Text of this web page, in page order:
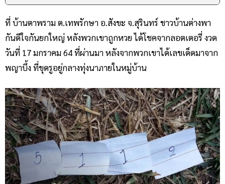
ที่ บ้านตาพราม ต.เทพรักษา อ.สังขะ จ.สุรินทร์ ชาวบ้านต่างพา
กันดีใจกันยกใหญ่ หลังพวกเขาถูกหวย ได้โชคจากลอตเตอรี่ งวด
วันที่ 17 มกราคม 64 ที่ผ่านมา หลังจากพวกเขาได้เลขเด็ดมาจาก
พญาบึ้ง ที่ขุดรูอยู่กลางทุ่งนาภายในหมู่บ้าน